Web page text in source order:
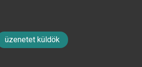
üzenetet küldök